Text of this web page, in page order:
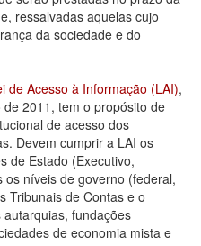
ressalvadas aquelas cujo
da sociedade e do
de Acesso à Informação (LAI),
2011, tem o propósito de
de acesso dos
Devem cumprir a LAI os
de Estado (Executivo,
os níveis de governo (federal,
Tribunais de Contas e o
fundações
de economia mista e